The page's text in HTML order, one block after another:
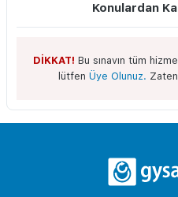
Konulardan
DİKKAT! Bu sınavın tüm
lütfen Üye Olunuz.